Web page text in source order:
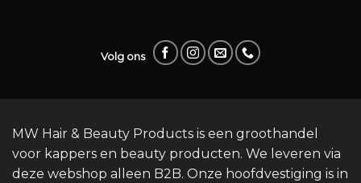
Volg ons
MW Hair & Beauty Products is een groothandel
voor kappers en beauty producten. We leveren via
deze webshop alleen B2B. Onze hoofdvestiging is in